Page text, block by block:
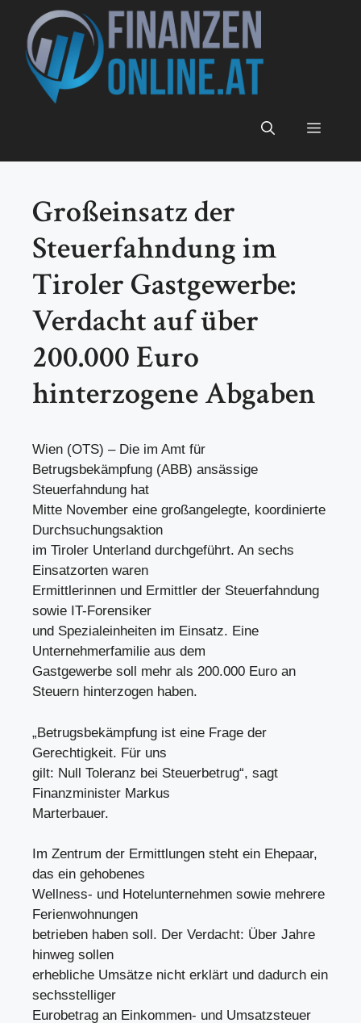
Inhalt
springen
Menü
Großeinsatz der
Steuerfahndung im
Tiroler Gastgewerbe:
Verdacht auf über
200.000 Euro
hinterzogene Abgaben
Wien (OTS) – Die im Amt für
Betrugsbekämpfung (ABB) ansässige
Steuerfahndung hat
Mitte November eine großangelegte, koordinierte
Durchsuchungsaktion
im Tiroler Unterland durchgeführt. An sechs
Einsatzorten waren
Ermittlerinnen und Ermittler der Steuerfahndung
sowie IT-Forensiker
und Spezialeinheiten im Einsatz. Eine
Unternehmerfamilie aus dem
Gastgewerbe soll mehr als 200.000 Euro an
Steuern hinterzogen haben.
„Betrugsbekämpfung ist eine Frage der
Gerechtigkeit. Für uns
gilt: Null Toleranz bei Steuerbetrug“, sagt
Finanzminister Markus
Marterbauer.
Im Zentrum der Ermittlungen steht ein Ehepaar,
das ein gehobenes
Wellness- und Hotelunternehmen sowie mehrere
Ferienwohnungen
betrieben haben soll. Der Verdacht: Über Jahre
hinweg sollen
erhebliche Umsätze nicht erklärt und dadurch ein
sechsstelliger
Eurobetrag an Einkommen- und Umsatzsteuer